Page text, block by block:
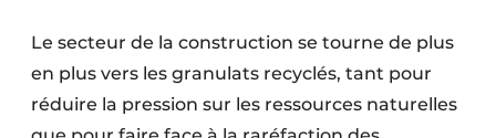
Le secteur de la construction se tourne de plus
en plus vers les granulats recyclés, tant pour
réduire la pression sur les ressources naturelles